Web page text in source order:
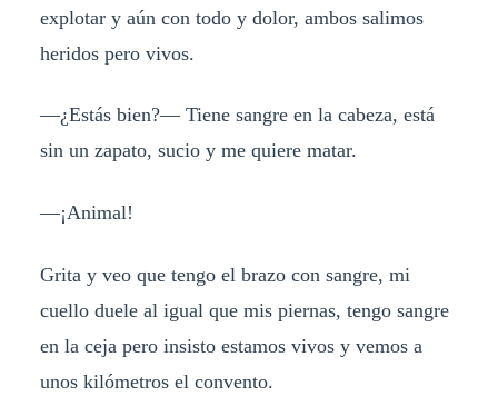
explotar y aún con todo y dolor, ambos salimos
heridos pero vivos.
—¿Estás bien?— Tiene sangre en la cabeza, está
sin un zapato, sucio y me quiere matar.
—¡Animal!
Grita y veo que tengo el brazo con sangre, mi
cuello duele al igual que mis piernas, tengo sangre
en la ceja pero insisto estamos vivos y vemos a
unos kilómetros el convento.